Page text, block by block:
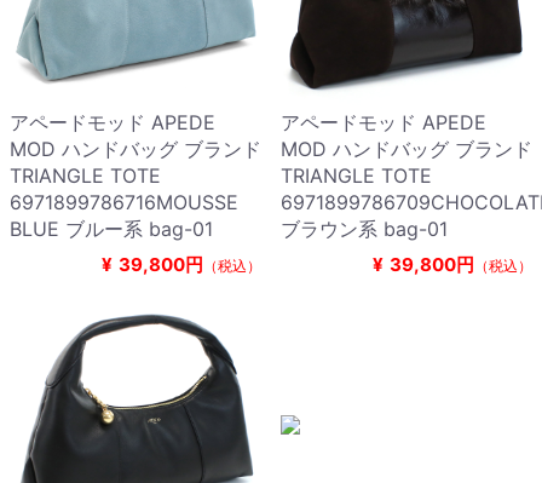
アペードモッド APEDE
MOD ハンドバッグ ブランド
TRIANGLE TOTE
6971899786716MOUSSE
BLUE ブルー系 bag-01
¥ 39,800円 （税込）
アペードモッド APEDE
MOD ハンドバッグ ブランド
TRIANGLE TOTE
ブラウン系 bag-01
¥ 39,800円 （税込）